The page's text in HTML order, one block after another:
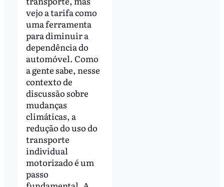
vejo a tarifa como
uma ferramenta
para diminuir a
dependência do
automóvel. Como
a gente sabe, nesse
contexto de
discussão sobre
mudanças
climáticas, a
redução do uso do
transporte
individual
motorizado é um
passo